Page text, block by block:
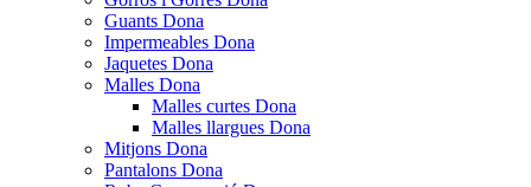
Guants Dona
Impermeables Dona
Jaquetes Dona
Malles Dona
Malles curtes Dona
Malles llargues Dona
Mitjons Dona
Pantalons Dona